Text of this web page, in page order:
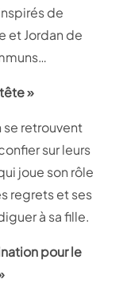
de
et Jordan de
»
se retrouvent
sur leurs
joue son rôle
regrets et ses
à sa fille.
pour le